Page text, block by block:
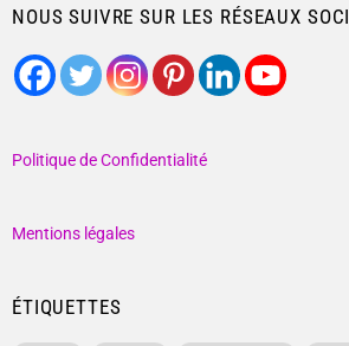
NOUS SUIVRE SUR LES RÉSEAUX
Politique de Confidentialité
Mentions légales
ÉTIQUETTES